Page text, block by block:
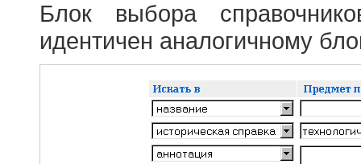
Блок выбора
идентичен аналогичному